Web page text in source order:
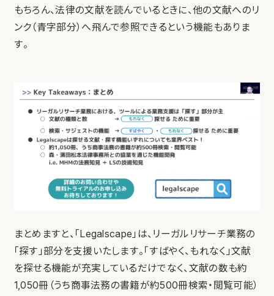
もちろん、法律の文献を読んでいるときに、他の文献へのリ
ンク（青字部分）へ飛んで参照できるという機能もありま
す。
まとめますと、「Legalscape」は、リーガルリサーチ業務の
「探す」部分を支援いたします。「すばやく、もれなく」文献
を探せる機能が充実しているだけでなく、文献の数も約
1,050冊（うち商事法務の書籍が約500冊検索・閲覧可能）